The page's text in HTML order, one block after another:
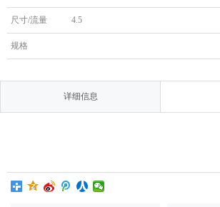
尺寸/流量 4.5
规格
详细信息